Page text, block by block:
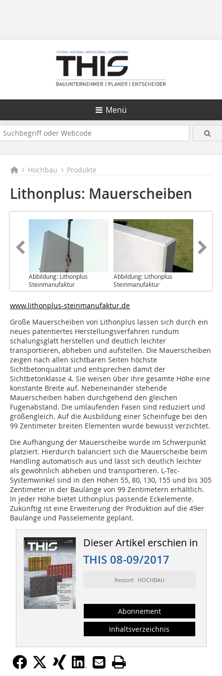
Menü
Hochbau Produkte
Lithonplus: Mauerscheiben
Abbildung: Lithonplus
Steinmanufaktur
Abbildung: Lithonplus
Steinmanufaktur
www.lithonplus-steinmanufaktur.de
Große Mauerscheiben von Lithonplus lassen sich durch ein
neues patentiertes Herstellungsverfahren rundum
schalungsglatt herstellen und deutlich leichter
transportieren, abheben und aufstellen. Die Mauerscheiben
zeigen nach allen sichtbaren Seiten höchste
Sichtbetonqualität und entsprechen damit der
Sichtbetonklasse 4. Sie weisen über ihre gesamte Höhe eine
konstante Breite auf. Nebeneinander stehende
Mauerscheiben haben durchgehend den gleichen
Fugenabstand. Die umlaufenden Fasen sind reduziert und
größengleich. Auf die Ausbildung einer Scheinfuge bei den
99 Zentimeter breiten Elementen wurde bewusst verzichtet.
Die Aufhängung der Mauerscheibe wurde im Schwerpunkt
platziert. Hierdurch balanciert sich die Mauerscheibe beim
Handling automatisch aus und lässt sich deutlich leichter
als gewöhnlich abheben und transportieren. L-Tec-
Systemwinkel sind in den Höhen 55, 80, 130, 155 und bis 305
Zentimeter in der Baulänge von 99 Zentimetern erhältlich.
In jeder Höhe bietet Lithonplus passende Eckelemente.
Zukünftig ist eine Erweiterung der Produktion auf die 49er
Baulänge und Passelemente geplant.
Dieser Artikel erschien in
THIS 08-09/2017
Ressort: HOCHBAU
Abonnement
Inhaltsverzeichnis